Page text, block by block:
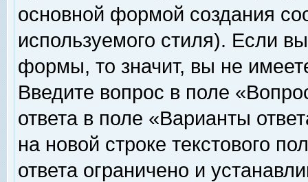
основной формой создания
используемого стиля). Если
формы, то значит, вы не
Введите вопрос в поле
ответа в поле «Варианты
на новой строке текстового
ответа ограничено и